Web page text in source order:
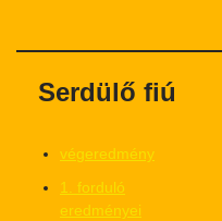
Serdülő fiú
végeredmény
1. forduló
eredményei